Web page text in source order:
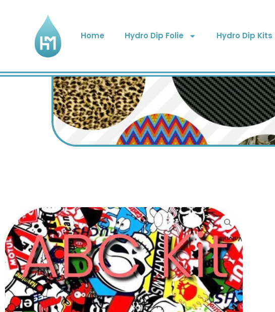
Home Hydro Dip Folie Hydro Dip Kits